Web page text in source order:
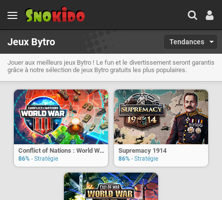
Jeux Bytro Tendances
Jouer aux meilleurs jeux Bytro ! Le fun et le divertissement seront garantis
grâce à notre sélection de jeux Bytro gratuits les plus populaires.
Conflict of Nations : World War 3
86% - Stratégie
Supremacy 1914
86% - Stratégie